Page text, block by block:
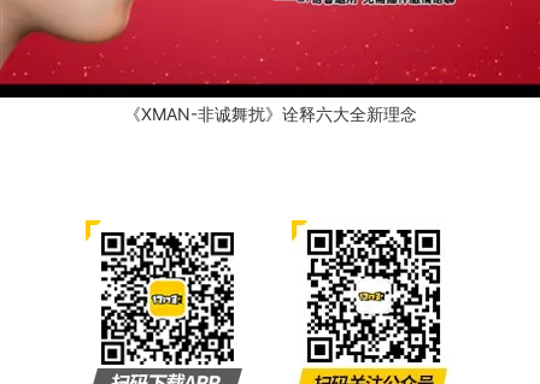
《XMAN-非诚舞扰》诠释六大全新理念